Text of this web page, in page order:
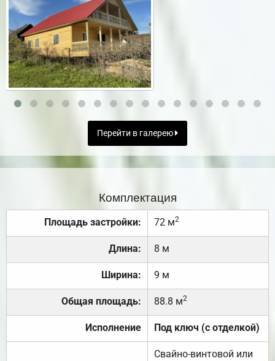
Перейти в галерею
Комплектация
Площадь застройки: 72 м2
Длина: 8 м
Ширина: 9 м
Общая площадь: 88.8 м2
Исполнение Под ключ (с отделкой)
Свайно-винтовой или